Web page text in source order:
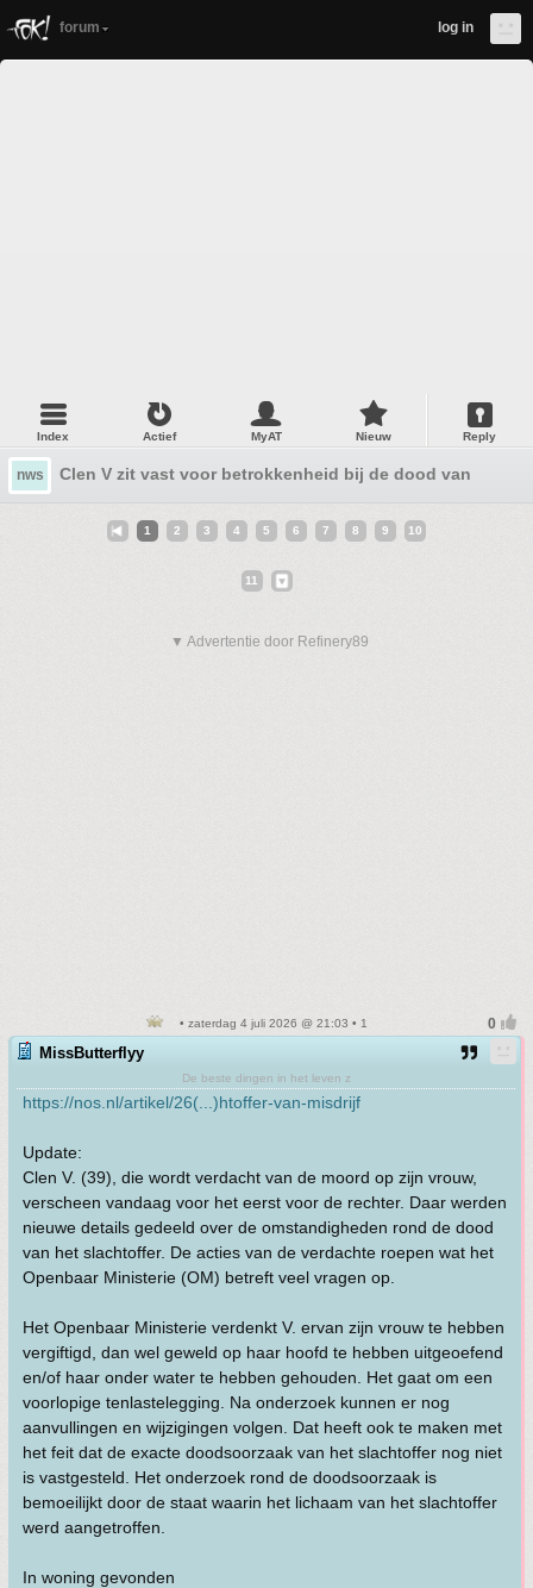
forum log in
Index Actief MyAT Nieuw Reply
nws Clen V zit vast voor betrokkenheid bij de dood van zijn
1 2 3 4 5 6 7 8 9 10
11
▼ Advertentie door Refinery89
• zaterdag 4 juli 2026 @ 21:03 • 1
MissButterflyy
De beste dingen in het leven z
https://nos.nl/artikel/26(...)htoffer-van-misdrijf
Update:
Clen V. (39), die wordt verdacht van de moord op zijn vrouw,
verscheen vandaag voor het eerst voor de rechter. Daar werden
nieuwe details gedeeld over de omstandigheden rond de dood
van het slachtoffer. De acties van de verdachte roepen wat het
Openbaar Ministerie (OM) betreft veel vragen op.
Het Openbaar Ministerie verdenkt V. ervan zijn vrouw te hebben
vergiftigd, dan wel geweld op haar hoofd te hebben uitgeoefend
en/of haar onder water te hebben gehouden. Het gaat om een
voorlopige tenlastelegging. Na onderzoek kunnen er nog
aanvullingen en wijzigingen volgen. Dat heeft ook te maken met
het feit dat de exacte doodsoorzaak van het slachtoffer nog niet
is vastgesteld. Het onderzoek rond de doodsoorzaak is
bemoeilijkt door de staat waarin het lichaam van het slachtoffer
werd aangetroffen.
In woning gevonden